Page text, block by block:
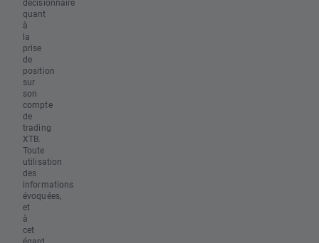
décisionnaire
quant
à
la
prise
de
position
sur
son
compte
de
trading
XTB.
Toute
utilisation
des
informations
évoquées,
et
à
cet